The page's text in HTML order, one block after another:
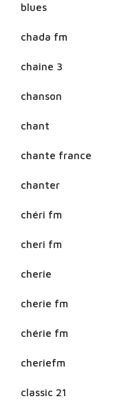
blues
chada fm
chaine 3
chanson
chant
chante france
chanter
chéri fm
cheri fm
cherie
cherie fm
chérie fm
cheriefm
classic 21